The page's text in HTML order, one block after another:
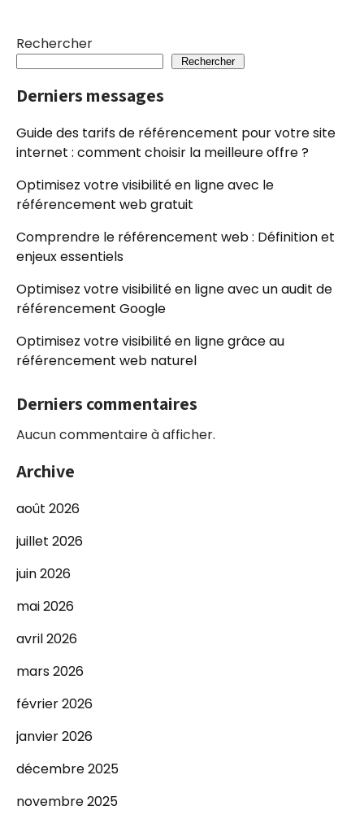
Rechercher
Rechercher
Derniers messages
Guide des tarifs de référencement pour votre site
internet : comment choisir la meilleure offre ?
Optimisez votre visibilité en ligne avec le
référencement web gratuit
Comprendre le référencement web : Définition et
enjeux essentiels
Optimisez votre visibilité en ligne avec un audit de
référencement Google
Optimisez votre visibilité en ligne grâce au
référencement web naturel
Derniers commentaires
Aucun commentaire à afficher.
Archive
août 2026
juillet 2026
juin 2026
mai 2026
avril 2026
mars 2026
février 2026
janvier 2026
décembre 2025
novembre 2025